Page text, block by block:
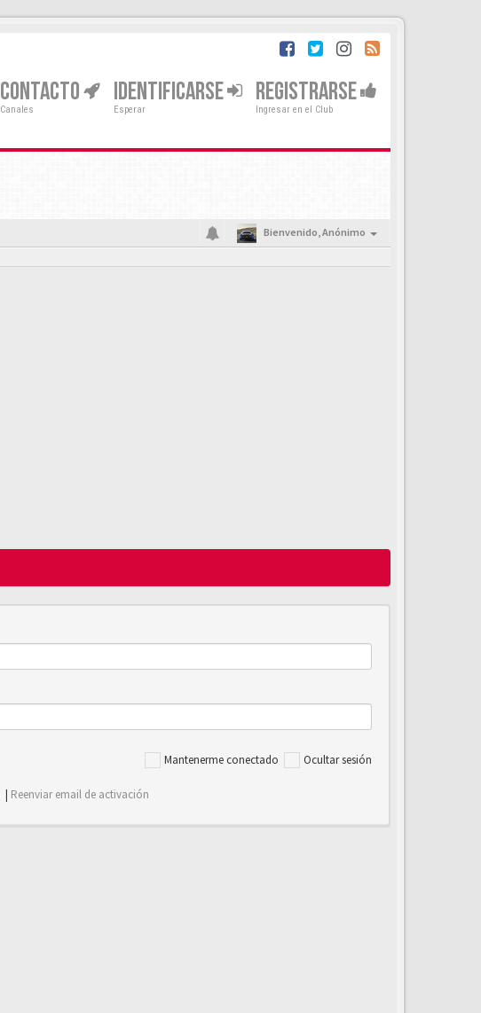
CONTACTO
Canales
IDENTIFICARSE
Esperar
REGISTRARSE
Ingresar en el Club
Bienvenido,Anónimo
Mantenerme conectado Ocultar sesión
| Reenviar email de activación